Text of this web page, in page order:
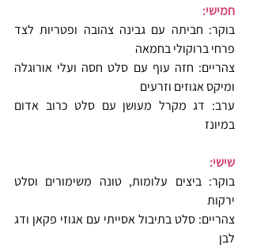
חמישי:
פרחי ברוקולי בחמאה
ומיקס אגוזים וזרעים
במיונז
שישי:
ירקות
לבן